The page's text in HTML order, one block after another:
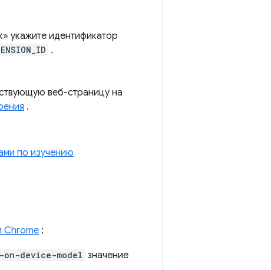
укажите идентификатор
.
веб-страницу на
.
по изучению
Chrome :
device-model значение